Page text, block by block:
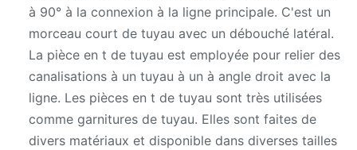
à 90° à la connexion à la ligne principale. C'est un
morceau court de tuyau avec un débouché latéral.
La pièce en t de tuyau est employée pour relier des
canalisations à un tuyau à un à angle droit avec la
ligne. Les pièces en t de tuyau sont très utilisées
comme garnitures de tuyau. Elles sont faites de
divers matériaux et disponible dans diverses tailles